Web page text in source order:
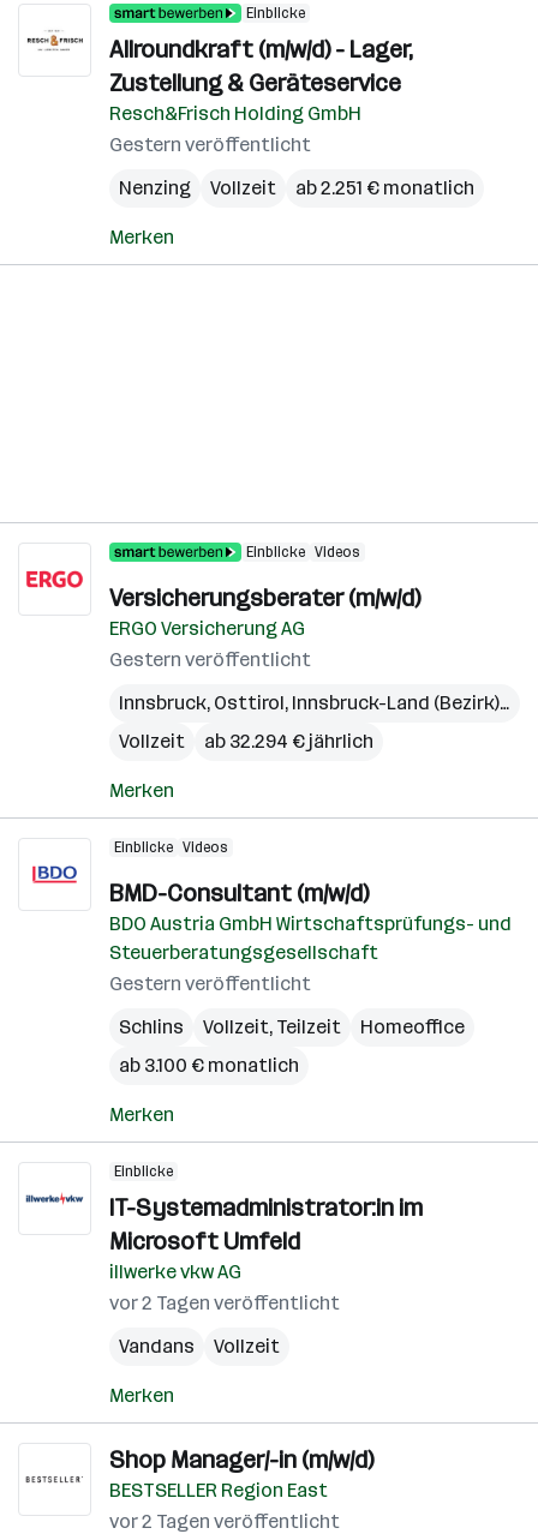
Einblicke
Allroundkraft (m/w/d) - Lager,
Zustellung & Geräteservice
Resch&Frisch Holding GmbH
Gestern veröffentlicht
Nenzing
Vollzeit ab 2.251 € monatlich
Merken
Einblicke Videos
Versicherungsberater (m/w/d)
ERGO Versicherung AG
Gestern veröffentlicht
Innsbruck, Osttirol, Innsbruck-Land (Bezirk),
Vollzeit
ab 32.294 € jährlich
Merken
Einblicke Videos
BMD-Consultant (m/w/d)
BDO Austria GmbH Wirtschaftsprüfungs- und
Steuerberatungsgesellschaft
Gestern veröffentlicht
Schlins
Vollzeit, Teilzeit
Homeoffice
ab 3.100 € monatlich
Merken
Einblicke
IT-Systemadministrator:in im
Microsoft Umfeld
illwerke vkw AG
vor 2 Tagen veröffentlicht
Vandans
Vollzeit
Merken
Shop Manager/-in (m/w/d)
BESTSELLER Region East
vor 2 Tagen veröffentlicht